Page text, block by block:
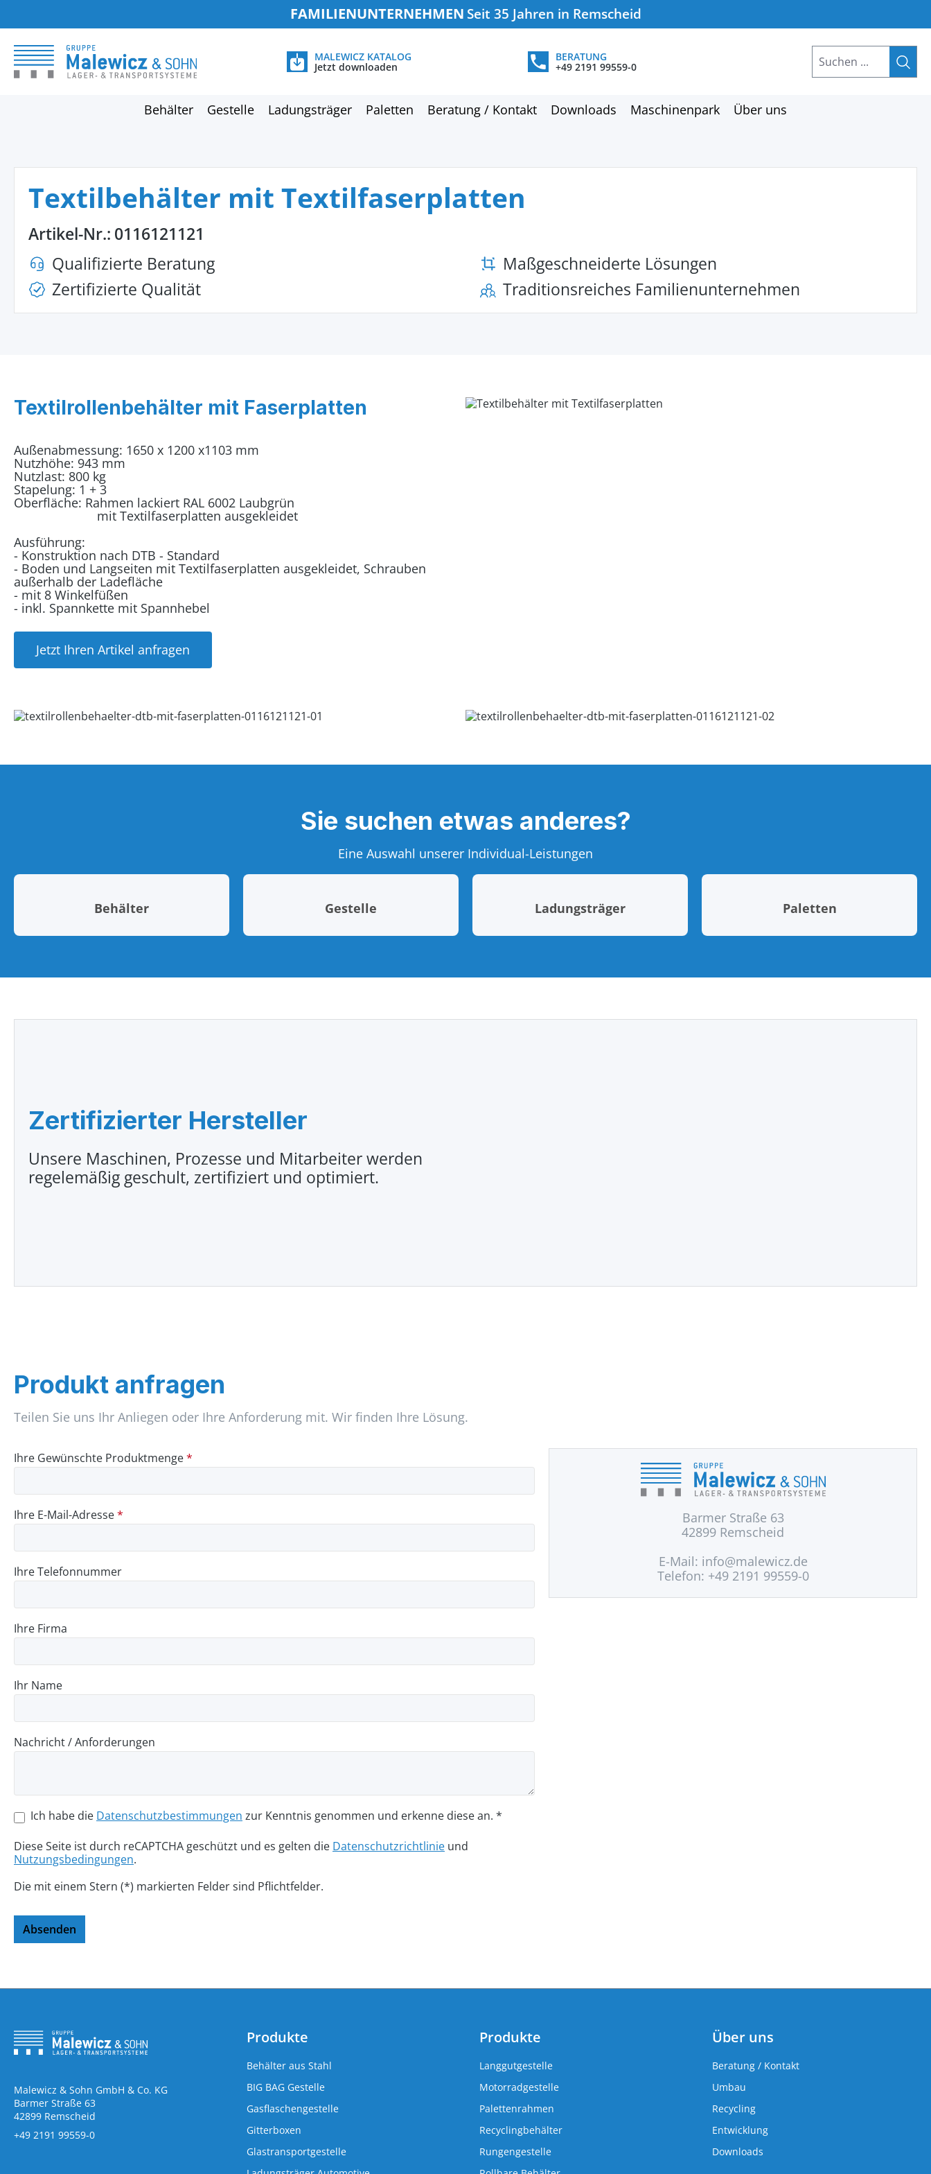
FAMILIENUNTERNEHMEN Seit 35 Jahren in Remscheid
MALEWICZ KATALOG
Jetzt downloaden
BERATUNG
+49 2191 99559-0
Behälter Gestelle Ladungsträger Paletten Beratung / Kontakt Downloads Maschinenpark Über uns
Textilbehälter mit Textilfaserplatten
Artikel-Nr.: 0116121121
Qualifizierte Beratung
Zertifizierte Qualität
Maßgeschneiderte Lösungen
Traditionsreiches Familienunternehmen
Textilrollenbehälter mit Faserplatten
Außenabmessung: 1650 x 1200 x1103 mm
Nutzhöhe: 943 mm
Nutzlast: 800 kg
Stapelung: 1 + 3
Oberfläche: Rahmen lackiert RAL 6002 Laubgrün
mit Textilfaserplatten ausgekleidet
Ausführung:
- Konstruktion nach DTB - Standard
- Boden und Langseiten mit Textilfaserplatten ausgekleidet, Schrauben
außerhalb der Ladefläche
- mit 8 Winkelfüßen
- inkl. Spannkette mit Spannhebel
Jetzt Ihren Artikel anfragen
Sie suchen etwas anderes?
Eine Auswahl unserer Individual-Leistungen
Behälter Gestelle Ladungsträger Paletten
Zertifizierter Hersteller
Unsere Maschinen, Prozesse und Mitarbeiter werden
regelemäßig geschult, zertifiziert und optimiert.
Produkt anfragen
Teilen Sie uns Ihr Anliegen oder Ihre Anforderung mit. Wir finden Ihre Lösung.
Ihre Gewünschte Produktmenge*
Ihre E-Mail-Adresse*
Ihre Telefonnummer
Ihre Firma
Ihr Name
Nachricht / Anforderungen
Ich habe die Datenschutzbestimmungen zur Kenntnis genommen und erkenne diese an. *
Diese Seite ist durch reCAPTCHA geschützt und es gelten die Datenschutzrichtlinie und
Nutzungsbedingungen.
Die mit einem Stern (*) markierten Felder sind Pflichtfelder.
Absenden
Barmer Straße 63
42899 Remscheid
E-Mail: info@malewicz.de
Telefon: +49 2191 99559-0
Malewicz & Sohn GmbH & Co. KG
Barmer Straße 63
42899 Remscheid
+49 2191 99559-0
Produkte
Behälter aus Stahl
BIG BAG Gestelle
Gasflaschengestelle
Gitterboxen
Glastransportgestelle
Produkte
Langgutgestelle
Motorradgestelle
Palettenrahmen
Recyclingbehälter
Rungengestelle
Über uns
Beratung / Kontakt
Umbau
Recycling
Entwicklung
Downloads